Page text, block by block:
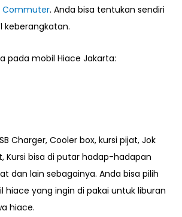
Commuter. Anda bisa tentukan sendiri
keberangkatan.
pada mobil Hiace Jakarta:
Charger, Cooler box, kursi pijat, Jok
Kursi bisa di putar hadap-hadapan
dan lain sebagainya. Anda bisa pilih
hiace yang ingin di pakai untuk liburan
hiace.